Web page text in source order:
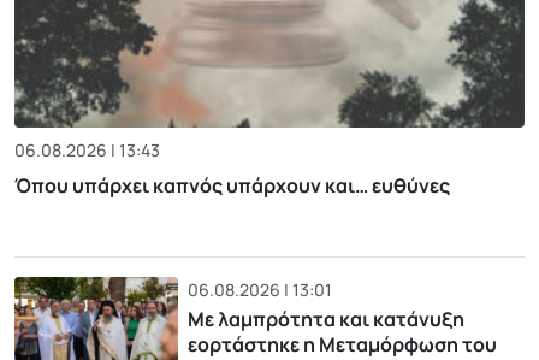
06.08.2026 | 13:43
Όπου υπάρχει καπνός υπάρχουν και… ευθύνες
06.08.2026 | 13:01
Με λαμπρότητα και κατάνυξη
εορτάστηκε η Μεταμόρφωση του